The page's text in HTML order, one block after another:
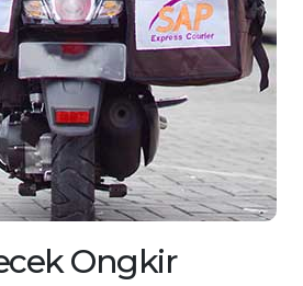
Ongkir